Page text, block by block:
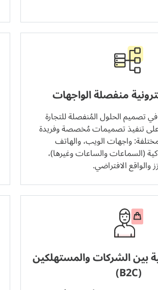
منفصلة الواجهات
تصميم الحلول المُنفصلة للتجارة
على تنفيذ تصميمات مُخصصة وفريدة
واجهات الويب، والهاتف
(السماعات والساعات وغيرها)،
والواقع الافتراضي.
بين الشركات والمستهلكين
(B2C)